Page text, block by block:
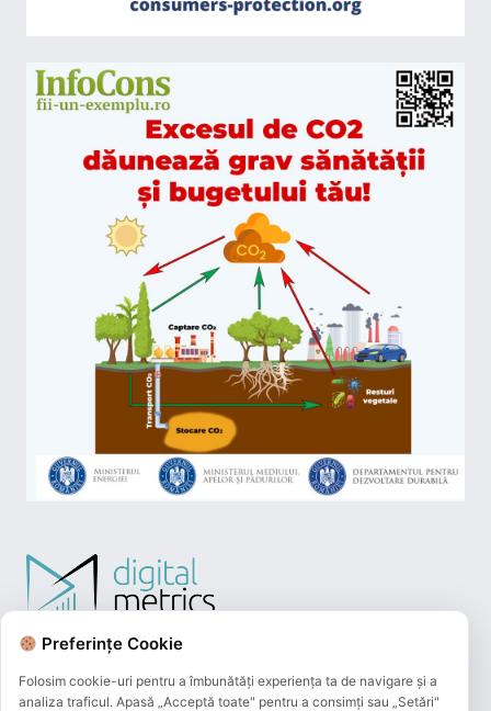
Preferințe Cookie
Folosim cookie-uri pentru a îmbunătăți experiența ta de navigare și a
analiza traficul. Apasă „Acceptă toate" pentru a consimți sau „Setări"